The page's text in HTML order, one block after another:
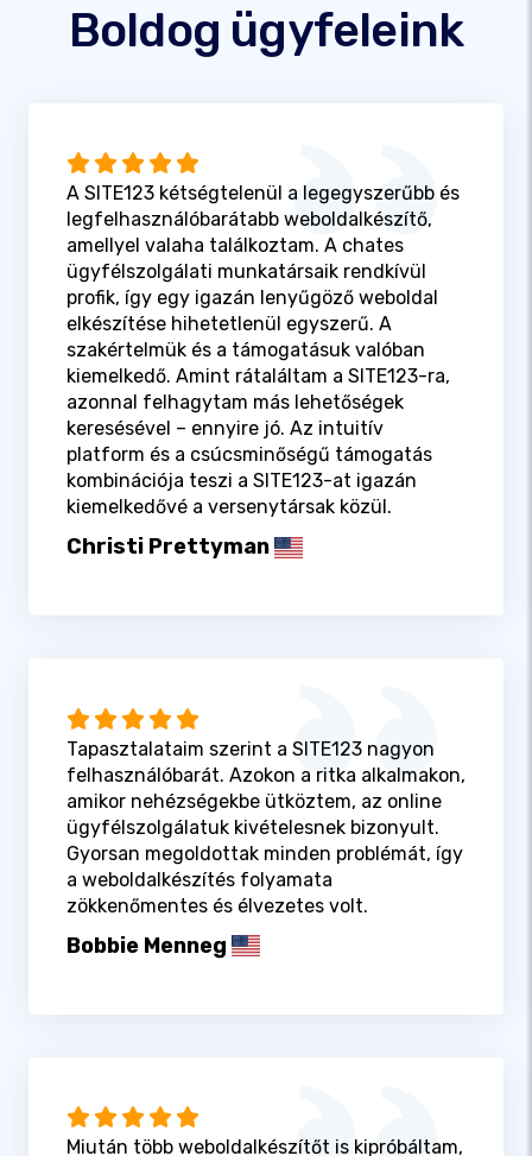
Boldog ügyfeleink
A SITE123 kétségtelenül a legegyszerűbb és
legfelhasználóbarátabb weboldalkészítő,
amellyel valaha találkoztam. A chates
ügyfélszolgálati munkatársaik rendkívül
profik, így egy igazán lenyűgöző weboldal
elkészítése hihetetlenül egyszerű. A
szakértelmük és a támogatásuk valóban
kiemelkedő. Amint rátaláltam a SITE123-ra,
azonnal felhagytam más lehetőségek
keresésével – ennyire jó. Az intuitív
platform és a csúcsminőségű támogatás
kombinációja teszi a SITE123-at igazán
kiemelkedővé a versenytársak közül.
Christi Prettyman
Tapasztalataim szerint a SITE123 nagyon
felhasználóbarát. Azokon a ritka alkalmakon,
amikor nehézségekbe ütköztem, az online
ügyfélszolgálatuk kivételesnek bizonyult.
Gyorsan megoldottak minden problémát, így
a weboldalkészítés folyamata
zökkenőmentes és élvezetes volt.
Bobbie Menneg
Miután több weboldalkészítőt is kipróbáltam,